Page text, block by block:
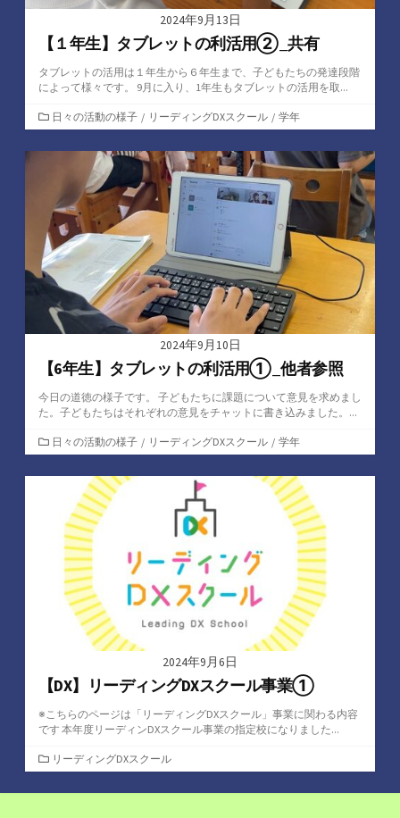
2024年9月13日
【１年生】タブレットの利活用②_共有
タブレットの活用は１年生から６年生まで、子どもたちの発達段階
によって様々です。 9月に入り、1年生もタブレットの活用を取...
カ
テ
ゴ
日々の活動の様子 / リーディングDXスクール / 学年
2024年9月10日
【6年生】タブレットの利活用①_他者参照
今日の道徳の様子です。 子どもたちに課題について意見を求めまし
た。子どもたちはそれぞれの意見をチャットに書き込みました。...
カ
テ
ゴ
日々の活動の様子 / リーディングDXスクール / 学年
2024年9月6日
【DX】リーディングDXスクール事業①
※こちらのページは「リーディングDXスクール」事業に関わる内容
です 本年度リーディンDXスクール事業の指定校になりました...
カ
テ
ゴ
リーディングDXスクール